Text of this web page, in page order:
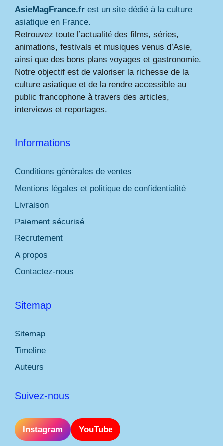
AsieMagFrance.fr est un site dédié à la culture
asiatique en France.
Retrouvez toute l’actualité des films, séries,
animations, festivals et musiques venus d’Asie,
ainsi que des bons plans voyages et gastronomie.
Notre objectif est de valoriser la richesse de la
culture asiatique et de la rendre accessible au
public francophone à travers des articles,
interviews et reportages.
Informations
Conditions générales de ventes
Mentions légales et politique de confidentialité
Livraison
Paiement sécurisé
Recrutement
A propos
Contactez-nous
Sitemap
Sitemap
Timeline
Auteurs
Suivez-nous
Instagram YouTube